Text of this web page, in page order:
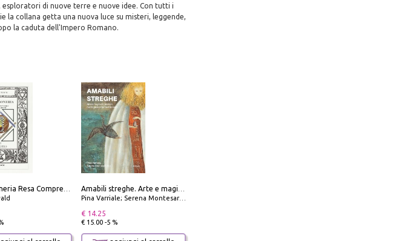
di nuove terre e nuove idee. Con tutti i
collana getta una nuova luce su misteri, leggende,
la caduta dell'Impero Romano.
Pina Varriale; Serena Montesarchio
€ 14.25
€ 15.00 -5 %